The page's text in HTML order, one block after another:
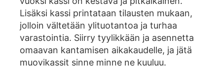
Lisäksi kassi printataan tilausten mukaan,
jolloin vältetään ylituotantoa ja turhaa
varastointia. Siirry tyylikkään ja asennetta
omaavan kantamisen aikakaudelle, ja jätä
muovikassit sinne minne ne kuuluu.